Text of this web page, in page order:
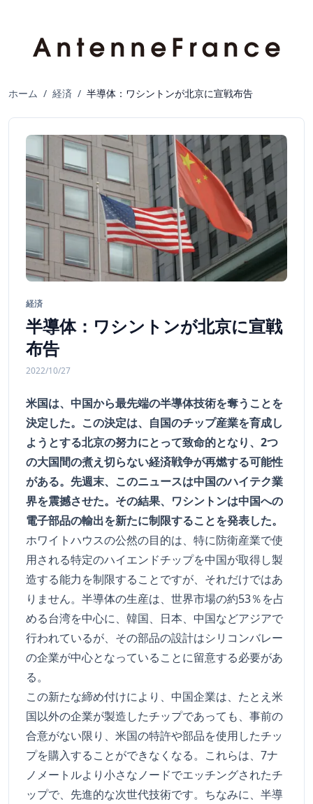
ホーム / 経済 / 半導体：ワシントンが北京に宣戦布告
経済
半導体：ワシントンが北京に宣戦
布告
2022/10/27
米国は、中国から最先端の半導体技術を奪うことを
決定した。この決定は、自国のチップ産業を育成し
ようとする北京の努力にとって致命的となり、2つ
の大国間の煮え切らない経済戦争が再燃する可能性
がある。先週末、このニュースは中国のハイテク業
界を震撼させた。その結果、ワシントンは中国への
電子部品の輸出を新たに制限することを発表した。
ホワイトハウスの公然の目的は、特に防衛産業で使
用される特定のハイエンドチップを中国が取得し製
造する能力を制限することですが、それだけではあ
りません。半導体の生産は、世界市場の約53％を占
める台湾を中心に、韓国、日本、中国などアジアで
行われているが、その部品の設計はシリコンバレー
の企業が中心となっていることに留意する必要があ
る。
この新たな締め付けにより、中国企業は、たとえ米
国以外の企業が製造したチップであっても、事前の
合意がない限り、米国の特許や部品を使用したチッ
プを購入することができなくなる。これらは、7ナ
ノメートルより小さなノードでエッチングされたチ
ップで、先進的な次世代技術です。ちなみに、半導